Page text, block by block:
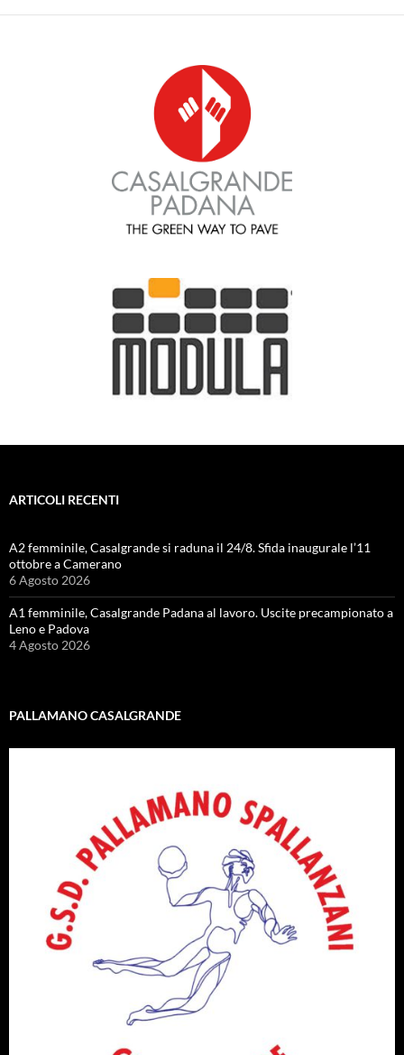
ARTICOLI RECENTI
A2 femminile, Casalgrande si raduna il 24/8. Sfida inaugurale l’11
ottobre a Camerano
6 Agosto 2026
A1 femminile, Casalgrande Padana al lavoro. Uscite precampionato a
Leno e Padova
4 Agosto 2026
PALLAMANO CASALGRANDE